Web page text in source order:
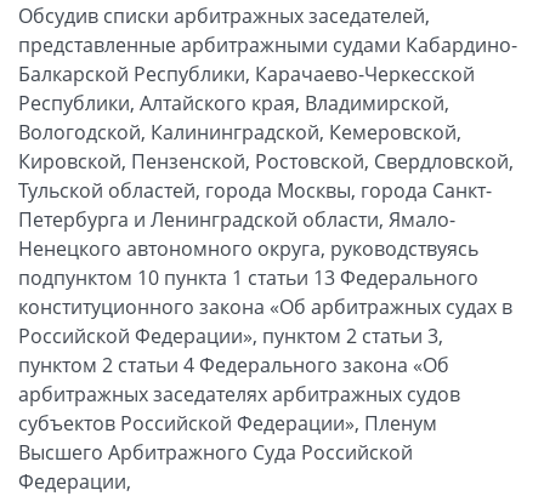
Обсудив списки арбитражных заседателей,
представленные арбитражными судами Кабардино-
Балкарской Республики, Карачаево-Черкесской
Республики, Алтайского края, Владимирской,
Вологодской, Калининградской, Кемеровской,
Кировской, Пензенской, Ростовской, Свердловской,
Тульской областей, города Москвы, города Санкт-
Петербурга и Ленинградской области, Ямало-
Ненецкого автономного округа, руководствуясь
подпунктом 10 пункта 1 статьи 13 Федерального
конституционного закона «Об арбитражных судах в
Российской Федерации», пунктом 2 статьи 3,
пунктом 2 статьи 4 Федерального закона «Об
арбитражных заседателях арбитражных судов
субъектов Российской Федерации», Пленум
Высшего Арбитражного Суда Российской
Федерации,